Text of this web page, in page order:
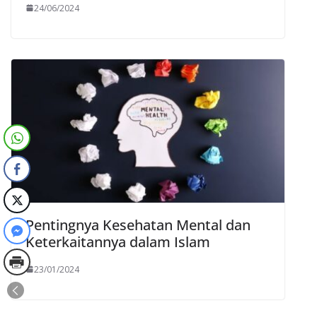
24/06/2024
Pentingnya Kesehatan Mental dan
Keterkaitannya dalam Islam
23/01/2024